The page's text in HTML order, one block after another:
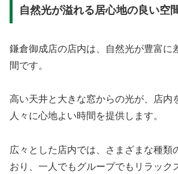
自然光が溢れる居心地の良い空
鎌倉御成店の店内は、自然光が豊富に
間です。
高い天井と大きな窓からの光が、店内
人々に心地よい時間を提供します。
広々とした店内では、さまざまな種類
おり、一人でもグループでもリラック